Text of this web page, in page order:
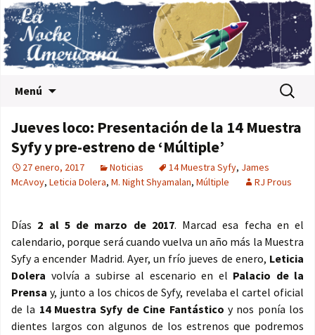
Menú Buscar:
Jueves loco: Presentación de la 14 Muestra
Syfy y pre-estreno de ‘Múltiple’
27 enero, 2017 Noticias 14 Muestra Syfy, James
McAvoy, Leticia Dolera, M. Night Shyamalan, Múltiple RJ Prous
Días 2 al 5 de marzo de 2017. Marcad esa fecha en el
calendario, porque será cuando vuelva un año más la Muestra
Syfy a encender Madrid. Ayer, un frío jueves de enero, Leticia
Dolera volvía a subirse al escenario en el Palacio de la
Prensa y, junto a los chicos de Syfy, revelaba el cartel oficial
de la 14 Muestra Syfy de Cine Fantástico y nos ponía los
dientes largos con algunos de los estrenos que podremos